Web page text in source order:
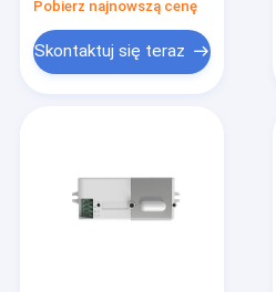
Pobierz najnowszą cenę
Skontaktuj się teraz